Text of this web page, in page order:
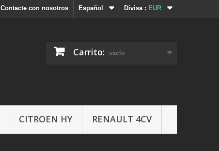
Divisa : EUR
Español
Contacte con nosotros
Carrito: vacío
CITROEN HY RENAULT 4CV